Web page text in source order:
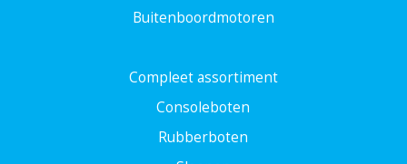
Buitenboordmotoren
Compleet assortiment
Consoleboten
Rubberboten